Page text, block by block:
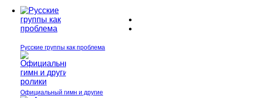
Русские группы как проблема
Официальный гимн и другие